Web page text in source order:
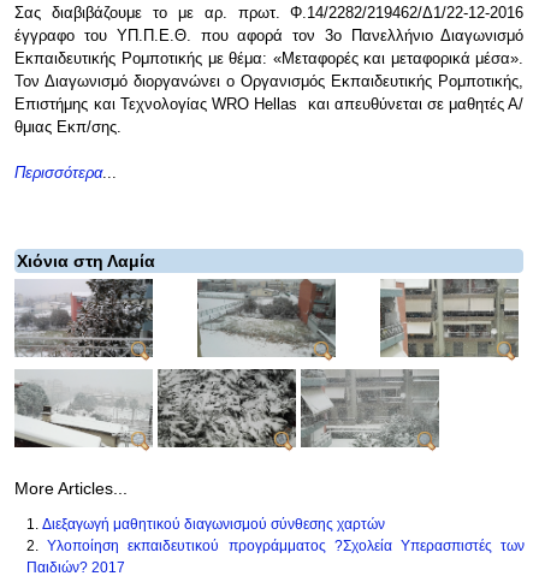
Σας διαβιβάζουμε το με αρ. πρωτ. Φ.14/2282/219462/Δ1/22-12-2016
έγγραφο του ΥΠ.Π.Ε.Θ. που αφορά τον 3ο Πανελλήνιο Διαγωνισμό
Εκπαιδευτικής Ρομποτικής με θέμα: «Μεταφορές και μεταφορικά μέσα».
Τον Διαγωνισμό διοργανώνει ο Οργανισμός Εκπαιδευτικής Ρομποτικής,
Επιστήμης και Τεχνολογίας WRO Hellas και απευθύνεται σε μαθητές Α/
θμιας Εκπ/σης.
Περισσότερα...
Χιόνια στη Λαμία
More Articles...
Διεξαγωγή μαθητικού διαγωνισμού σύνθεσης χαρτών
Υλοποίηση εκπαιδευτικού προγράμματος ?Σχολεία Υπερασπιστές των
Παιδιών? 2017